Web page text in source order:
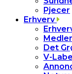
Pjecer
Erhverv
Det
V-